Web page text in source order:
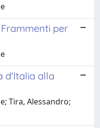
per
d'Italia alla
Tira, Alessandro;